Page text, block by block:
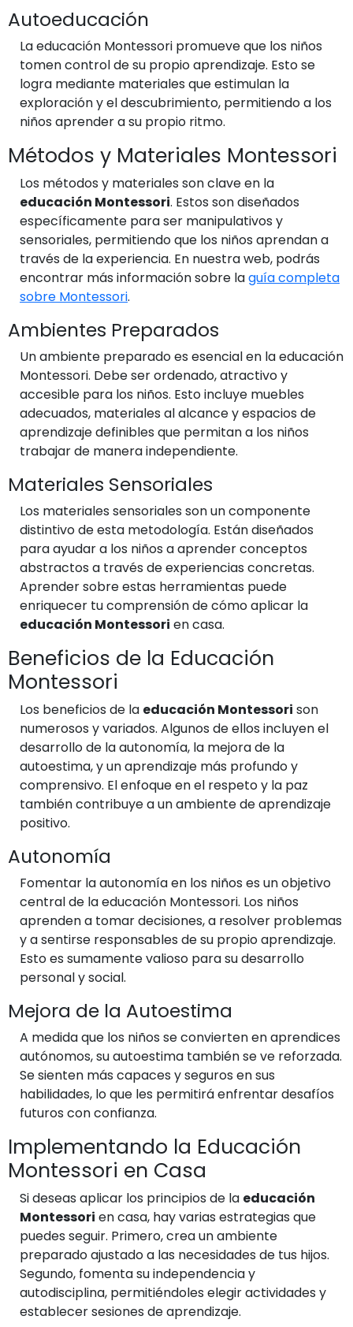
Autoeducación
La educación Montessori promueve que los niños
tomen control de su propio aprendizaje. Esto se
logra mediante materiales que estimulan la
exploración y el descubrimiento, permitiendo a los
niños aprender a su propio ritmo.
Métodos y Materiales Montessori
Los métodos y materiales son clave en la
educación Montessori. Estos son diseñados
específicamente para ser manipulativos y
sensoriales, permitiendo que los niños aprendan a
través de la experiencia. En nuestra web, podrás
encontrar más información sobre laguía completa
sobre Montessori.
Ambientes Preparados
Un ambiente preparado es esencial en la educación
Montessori. Debe ser ordenado, atractivo y
accesible para los niños. Esto incluye muebles
adecuados, materiales al alcance y espacios de
aprendizaje definibles que permitan a los niños
trabajar de manera independiente.
Materiales Sensoriales
Los materiales sensoriales son un componente
distintivo de esta metodología. Están diseñados
para ayudar a los niños a aprender conceptos
abstractos a través de experiencias concretas.
Aprender sobre estas herramientas puede
enriquecer tu comprensión de cómo aplicar la
educación Montessori en casa.
Beneficios de la Educación
Montessori
Los beneficios de la educación Montessori son
numerosos y variados. Algunos de ellos incluyen el
desarrollo de la autonomía, la mejora de la
autoestima, y un aprendizaje más profundo y
comprensivo. El enfoque en el respeto y la paz
también contribuye a un ambiente de aprendizaje
positivo.
Autonomía
Fomentar la autonomía en los niños es un objetivo
central de la educación Montessori. Los niños
aprenden a tomar decisiones, a resolver problemas
y a sentirse responsables de su propio aprendizaje.
Esto es sumamente valioso para su desarrollo
personal y social.
Mejora de la Autoestima
A medida que los niños se convierten en aprendices
autónomos, su autoestima también se ve reforzada.
Se sienten más capaces y seguros en sus
habilidades, lo que les permitirá enfrentar desafíos
futuros con confianza.
Implementando la Educación
Montessori en Casa
Si deseas aplicar los principios de la educación
Montessori en casa, hay varias estrategias que
puedes seguir. Primero, crea un ambiente
preparado ajustado a las necesidades de tus hijos.
Segundo, fomenta su independencia y
autodisciplina, permitiéndoles elegir actividades y
establecer sesiones de aprendizaje.